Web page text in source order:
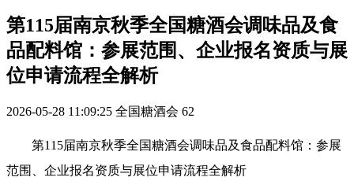
第115届南京秋季全国糖酒会调味品及食
品配料馆：参展范围、企业报名资质与展
位申请流程全解析
2026-05-28 11:09:25 全国糖酒会 62
第115届南京秋季全国糖酒会调味品及食品配料馆：参展
范围、企业报名资质与展位申请流程全解析